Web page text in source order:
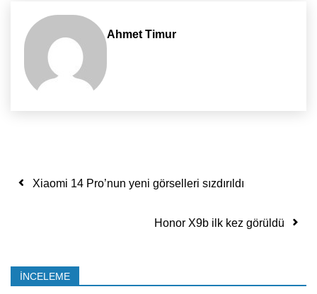
Ahmet Timur
Yazı dolaşımı
Xiaomi 14 Pro’nun yeni görselleri sızdırıldı
Honor X9b ilk kez görüldü
İNCELEME